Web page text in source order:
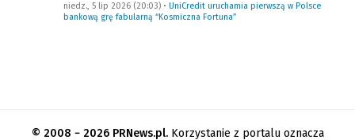
niedz., 5 lip 2026 (20:03) • UniCredit uruchamia pierwszą w Polsce
bankową grę fabularną “Kosmiczna Fortuna”
© 2008 − 2026 PRNews.pl.Korzystanie z portalu oznacza